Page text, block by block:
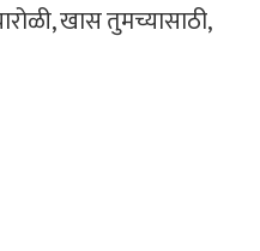
खास तुमच्यासाठी,